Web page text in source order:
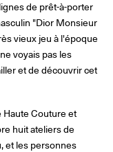
de prêt-à-porter
"Dior Monsieur
vieux jeu à l'époque
voyais pas les
et de découvrir cet
Haute Couture et
huit ateliers de
et les personnes